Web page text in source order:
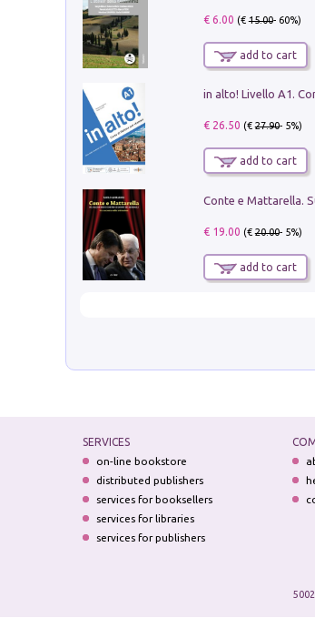
€ 6.00 (€15.00- 60%)
add to cart
€ 26.50 (€27.90- 5%)
add to cart
€ 19.00 (€20.00- 5%)
add to cart
SERVICES
on-line bookstore
distributed publishers
services for booksellers
services for libraries
services for publishers